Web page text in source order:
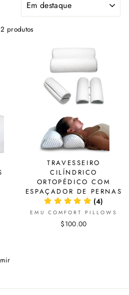
2 produtos
TRAVESSEIRO
CILÍNDRICO
ORTOPÉDICO COM
ESPAÇADOR DE PERNAS
(4)
EMU COMFORT PILLOWS
$100.00